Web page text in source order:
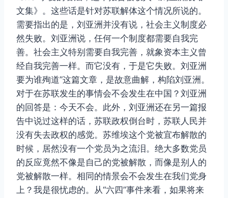
文集》。这些话是针对苏联解体这个情况所说的。
需要指出的是，刘亚洲并没有说，社会主义制度必
然失败。刘亚洲说，任何一个制度都需要自我完
善。社会主义特别需要自我完善，就象资本主义曾
经自我完善一样。而它没有，于是它失败。刘亚洲
要为谁殉道”这篇文章，是故意曲解，构陷刘亚洲。
对于在苏联发生的事情会不会发生在中国？刘亚洲
的回答是：今天不会。此外，刘亚洲还在另一篇报
告中说过这样的话，苏联政权倒台时，苏联人民并
没有失去政权的感觉。苏维埃这个党被宜布解散的
时候，居然没有一个党员为之流泪。绝大多数党员
的反应竟然不像是自己的党被解散，而像是别人的
党被解散一样。相同的情景会不会发生在我们党身
上？我是很忧虑的。从“六四”事件来看，如果将来